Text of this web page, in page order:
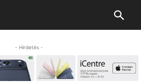
- Hirdetés -